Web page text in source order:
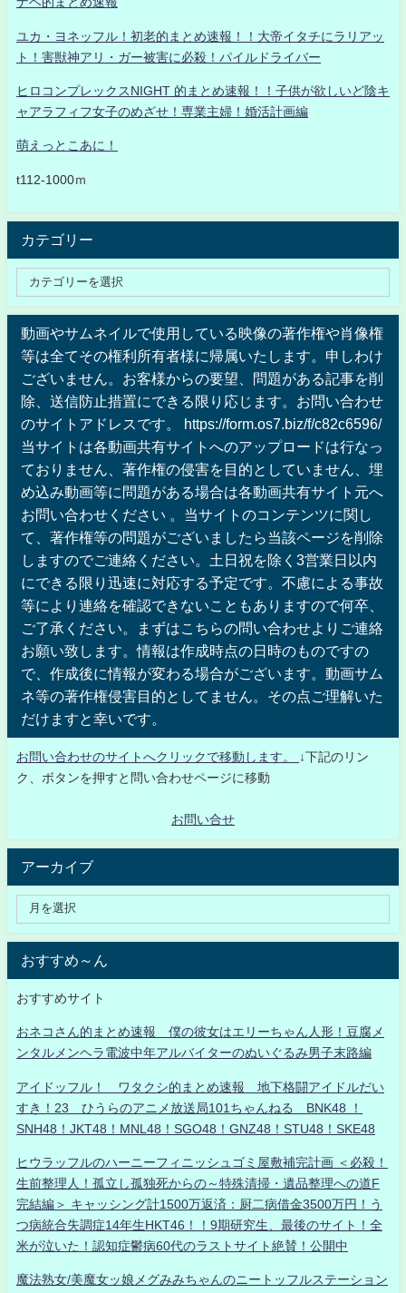
ユカ・ヨネッフル！初老的まとめ速報！！大帝イタチにラリアッ
ト！害獣神アリ・ガー被害に必殺！パイルドライバー
ヒロコンプレックスNIGHT 的まとめ速報！！子供が欲しいど陰キ
ャアラフィフ女子のめざせ！専業主婦！婚活計画編
萌えっとこあに！
t112-1000ｍ
カテゴリー
動画やサムネイルで使用している映像の著作権や肖像権
等は全てその権利所有者様に帰属いたします。申しわけ
ございません。お客様からの要望、問題がある記事を削
除、送信防止措置にできる限り応じます。お問い合わせ
のサイトアドレスです。 https://form.os7.biz/f/c82c6596/
当サイトは各動画共有サイトへのアップロードは行なっ
ておりません、著作権の侵害を目的としていません、埋
め込み動画等に問題がある場合は各動画共有サイト元へ
お問い合わせください 。当サイトのコンテンツに関し
て、著作権等の問題がございましたら当該ページを削除
しますのでご連絡ください。土日祝を除く3営業日以内
にできる限り迅速に対応する予定です。不慮による事故
等により連絡を確認できないこともありますので何卒、
ご了承ください。まずはこちらの問い合わせよりご連絡
お願い致します。情報は作成時点の日時のものですの
で、作成後に情報が変わる場合がございます。動画サム
ネ等の著作権侵害目的としてません。その点ご理解いた
だけますと幸いです。
お問い合わせのサイトへクリックで移動します。
↓下記のリン
ク、ボタンを押すと問い合わせページに移動
お問い合せ
アーカイブ
おすすめ～ん
おすすめサイト
おネコさん的まとめ速報 僕の彼女はエリーちゃん人形！豆腐メ
ンタルメンヘラ電波中年アルバイターのぬいぐるみ男子末路編
アイドッフル！ ワタクシ的まとめ速報 地下格闘アイドルだい
すき！23 ひうらのアニメ放送局101ちゃんねる BNK48 ！
SNH48！JKT48！MNL48！SGO48！GNZ48！STU48！SKE48
ヒウラッフルのハーニーフィニッシュゴミ屋敷補完計画 ＜必殺！
生前整理人！孤立し孤独死からの～特殊清掃・遺品整理への道F
完結編＞ キャッシング計1500万返済：厨二病借金3500万円！う
つ病統合失調症14年生HKT46！！9期研究生、最後のサイト！全
米が泣いた！認知症鬱病60代のラストサイト絶賛！公開中
魔法熟女/美魔女ッ娘メグみみちゃんのニートッフルステーション